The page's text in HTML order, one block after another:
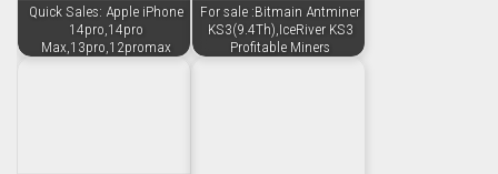
Quick Sales: Apple iPhone
14pro,14pro
Max,13pro,12promax
For sale :Bitmain Antminer
KS3(9.4Th),IceRiver KS3
Profitable Miners